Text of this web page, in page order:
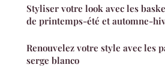
Styliser votre look avec les
de printemps-été et automne-
Renouvelez votre style avec les
serge blanco